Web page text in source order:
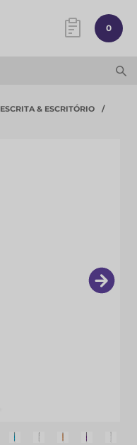
0
ESCRITA & ESCRITÓRIO